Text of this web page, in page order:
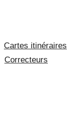
Cartes itinéraires
Correcteurs